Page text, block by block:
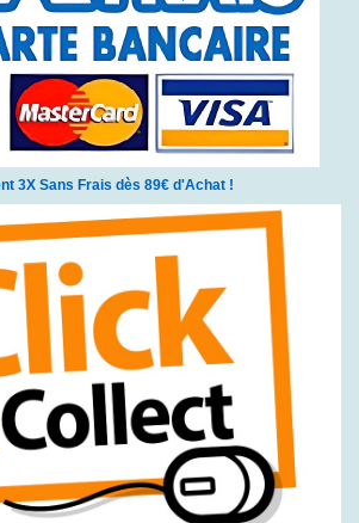
3X Sans Frais dès 89€ d'Achat !